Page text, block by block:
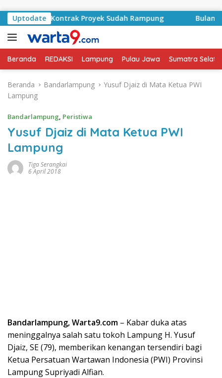
Uptodate
Kontrak Proyek Sudah Rampung Bulan
Beranda REDAKSI Lampung Pulau Jawa Sumatra
Beranda Bandarlampung
Yusuf Djaiz di Mata Ketua PWI
Lampung
Bandarlampung, Peristiwa
Yusuf Djaiz di Mata Ketua PWI
Lampung
Tiga Serangkai
6 April 2018
Bandarlampung, Warta9.com – Kabar duka atas
meninggalnya salah satu tokoh Lampung H. Yusuf
Djaiz, SE (79), memberikan kenangan tersendiri bagi
Ketua Persatuan Wartawan Indonesia (PWI) Provinsi
Lampung Supriyadi Alfian.